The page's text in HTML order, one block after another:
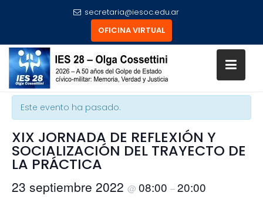
Skip
content
secretaria@iesoc.edu.ar
OFICINA VIRTUAL
« Todos los Eventos
Este evento ha pasado.
XIX JORNADA DE REFLEXIÓN Y
SOCIALIZACIÓN DEL TRAYECTO DE
LA PRÁCTICA
23 septiembre 2022 @ 08:00 –20:00